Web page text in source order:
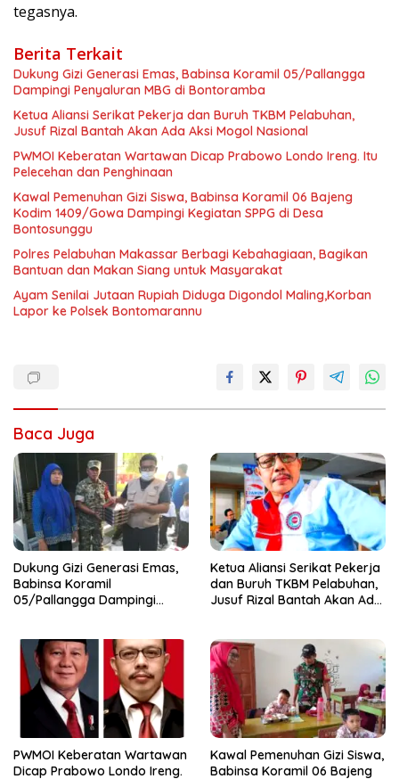
tegasnya.
Berita Terkait
Dukung Gizi Generasi Emas, Babinsa Koramil 05/Pallangga
Dampingi Penyaluran MBG di Bontoramba
Ketua Aliansi Serikat Pekerja dan Buruh TKBM Pelabuhan,
Jusuf Rizal Bantah Akan Ada Aksi Mogol Nasional
PWMOI Keberatan Wartawan Dicap Prabowo Londo Ireng. Itu
Pelecehan dan Penghinaan
Kawal Pemenuhan Gizi Siswa, Babinsa Koramil 06 Bajeng
Kodim 1409/Gowa Dampingi Kegiatan SPPG di Desa
Bontosunggu
Polres Pelabuhan Makassar Berbagi Kebahagiaan, Bagikan
Bantuan dan Makan Siang untuk Masyarakat
Ayam Senilai Jutaan Rupiah Diduga Digondol Maling,Korban
Lapor ke Polsek Bontomarannu
Baca Juga
Dukung Gizi Generasi Emas,
Babinsa Koramil
05/Pallangga Dampingi
Ketua Aliansi Serikat Pekerja
dan Buruh TKBM Pelabuhan,
Jusuf Rizal Bantah Akan Ada
PWMOI Keberatan Wartawan
Dicap Prabowo Londo Ireng.
Kawal Pemenuhan Gizi Siswa,
Babinsa Koramil 06 Bajeng